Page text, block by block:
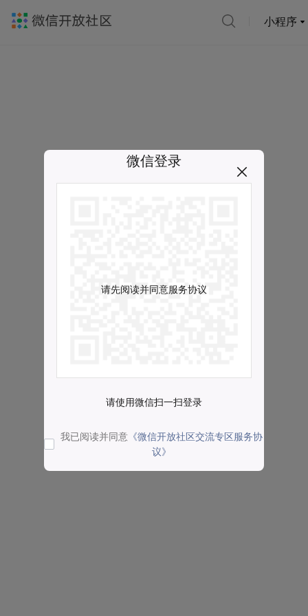
小程序
微信登录
请先阅读并同意服务协议
请使用微信扫一扫登录
我已阅读并同意 《微信开放社区交流专区服务协
议》